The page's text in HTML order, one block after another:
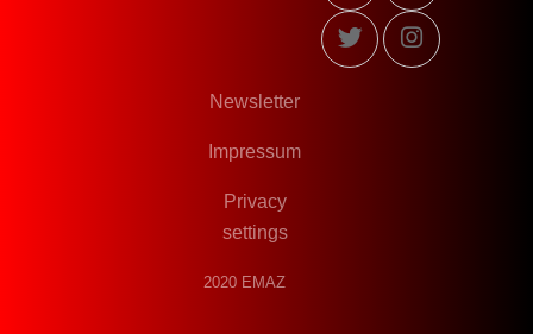
Newsletter
Impressum
Privacy
settings
2020 EMAZ